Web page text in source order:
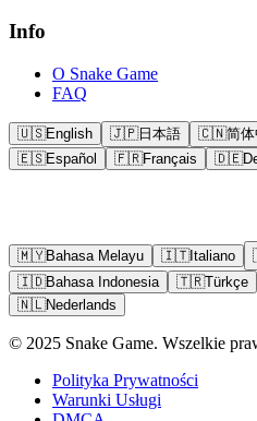
Info
O Snake Game
FAQ
🇺🇸English 🇯🇵日本語 🇨🇳简
🇪🇸Español 🇫🇷Français 🇩🇪
🇲🇾Bahasa Melayu 🇮🇹Italiano
🇮🇩Bahasa Indonesia 🇹🇷Türkçe
🇳🇱Nederlands
© 2025 Snake Game. Wszelkie
Polityka Prywatności
Warunki Usługi